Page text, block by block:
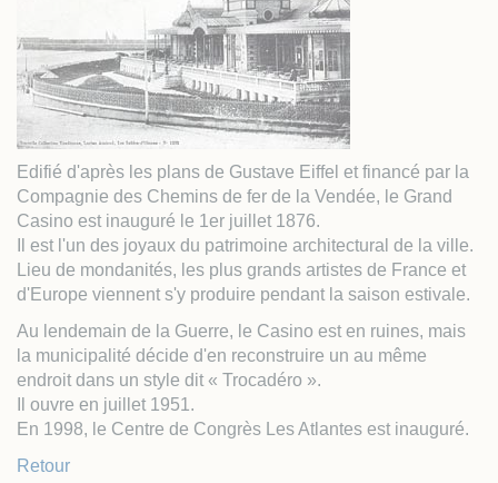
Edifié d'après les plans de Gustave Eiffel et financé par la
Compagnie des Chemins de fer de la Vendée, le Grand
Casino est inauguré le 1er juillet 1876.
Il est l'un des joyaux du patrimoine architectural de la ville.
Lieu de mondanités, les plus grands artistes de France et
d'Europe viennent s'y produire pendant la saison estivale.
Au lendemain de la Guerre, le Casino est en ruines, mais
la municipalité décide d'en reconstruire un au même
endroit dans un style dit « Trocadéro ».
Il ouvre en juillet 1951.
En 1998, le Centre de Congrès Les Atlantes est inauguré.
Retour